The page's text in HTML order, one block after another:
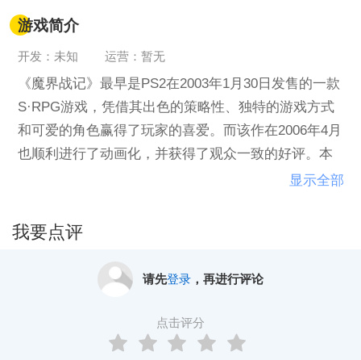
游戏简介
开发：未知 运营：暂无
《魔界战记》最早是PS2在2003年1月30日发售的一款
S·RPG游戏，凭借其出色的策略性、独特的游戏方式
和可爱的角色赢得了玩家的喜爱。而该作在2006年4月
也顺利进行了动画化，并获得了观众一致的好评。本
作就是PS2上第一作《魔界战记 Disgaea》的移植版。
年后因为见习天使芙洛的失误而苏醒。在他醒来后才
物开始窥视着魔王之位，并且有魔物冒犯魔王，盗用
魔王的名字去胡非做歹。拉哈尔相当愤怒，率领了埃
特纳以及所有魔物军队借机去攻打魔王城。发誓一定
要征服魔界，天界以及人界的暴笑故事。
显示全部
我要点评
请先登录，再进行评论
点击评分